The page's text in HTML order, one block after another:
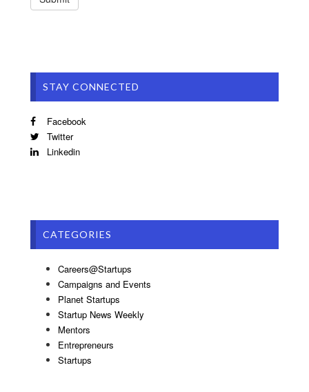
STAY CONNECTED
Facebook
Twitter
Linkedin
CATEGORIES
Careers@Startups
Campaigns and Events
Planet Startups
Startup News Weekly
Mentors
Entrepreneurs
Startups